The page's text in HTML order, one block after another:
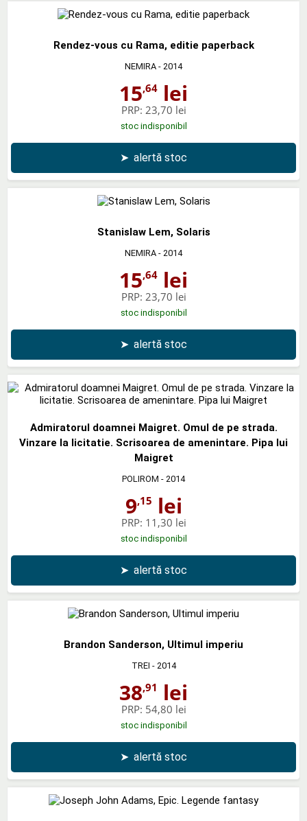
Rendez-vous cu Rama, editie paperback
NEMIRA - 2014
15,64 lei
PRP: 23,70 lei
stoc indisponibil
➤ alertă stoc
Stanislaw Lem, Solaris
NEMIRA - 2014
15,64 lei
PRP: 23,70 lei
stoc indisponibil
➤ alertă stoc
Admiratorul doamnei Maigret. Omul de pe strada.
Vinzare la licitatie. Scrisoarea de amenintare. Pipa lui
Maigret
POLIROM - 2014
9,15 lei
PRP: 11,30 lei
stoc indisponibil
➤ alertă stoc
Brandon Sanderson, Ultimul imperiu
TREI - 2014
38,91 lei
PRP: 54,80 lei
stoc indisponibil
➤ alertă stoc